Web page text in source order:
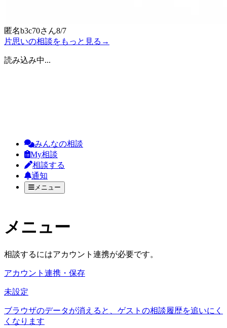
匿名b3c70さん8/7
片思いの相談をもっと見る →
読み込み中...
みんなの相談
My相談
相談する
通知
メニュー
メニュー
相談するにはアカウント連携が必要です。
アカウント連携・保存
未設定
ブラウザのデータが消えると、ゲストの相談履歴を追いにく
くなります